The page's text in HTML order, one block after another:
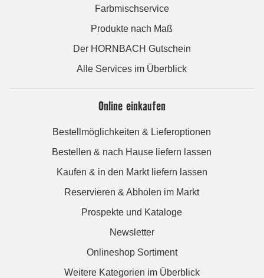
Farbmischservice
Produkte nach Maß
Der HORNBACH Gutschein
Alle Services im Überblick
Online einkaufen
Bestellmöglichkeiten & Lieferoptionen
Bestellen & nach Hause liefern lassen
Kaufen & in den Markt liefern lassen
Reservieren & Abholen im Markt
Prospekte und Kataloge
Newsletter
Onlineshop Sortiment
Weitere Kategorien im Überblick